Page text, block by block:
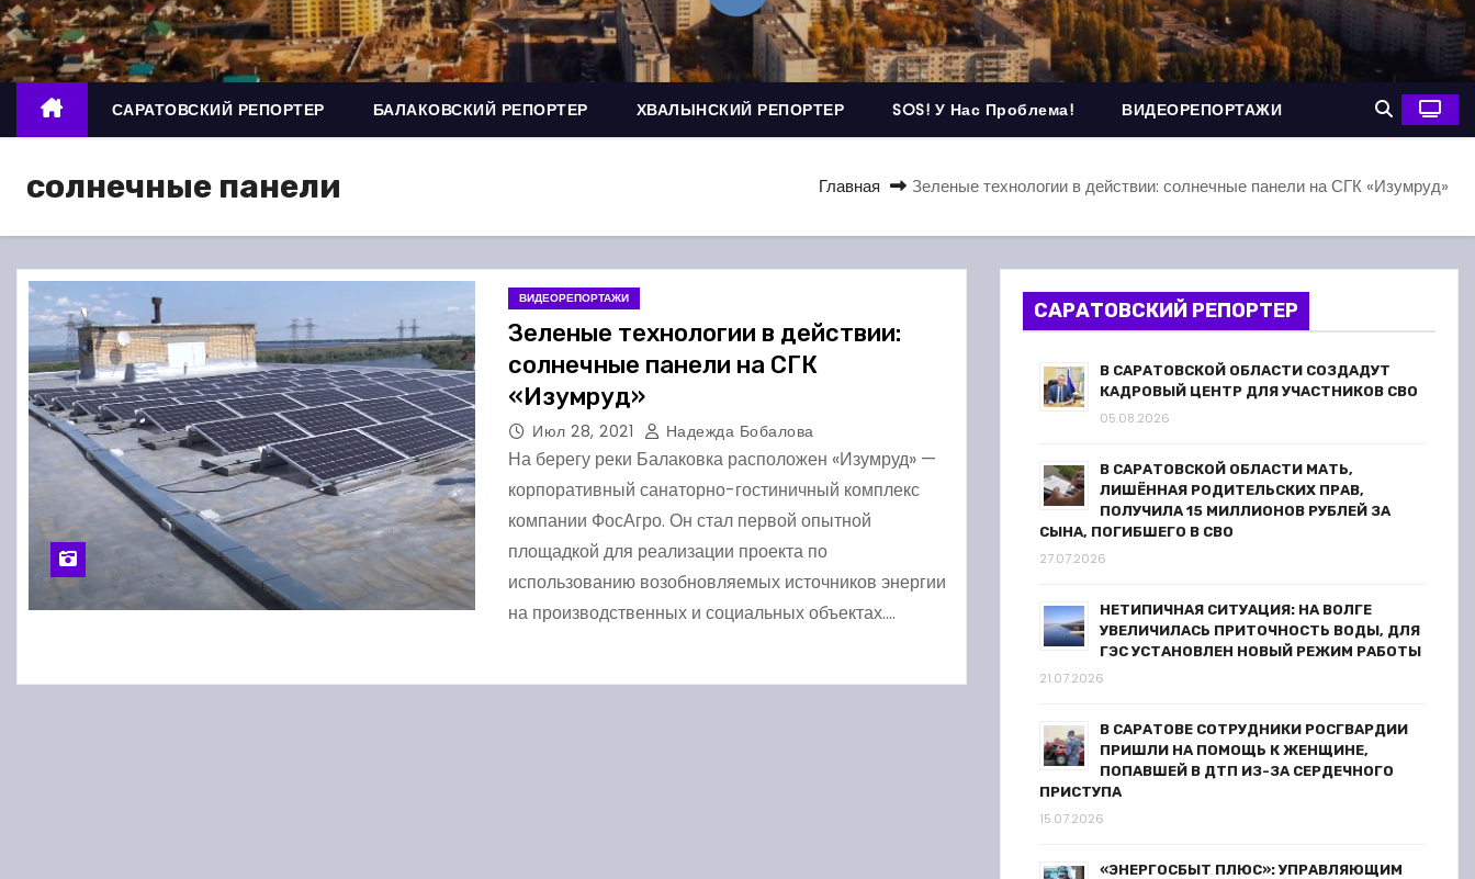
о
м
у
САРАТОВСКИЙ РЕПОРТЕР БАЛАКОВСКИЙ РЕПОРТЕР ХВАЛЫНСКИЙ РЕПОРТЕР SOS! У Нас Проблема! ВИДЕОРЕПОРТАЖИ
солнечные панели Главная Зеленые технологии в действии: солнечные панели на СГК «Изумруд»
ВИДЕОРЕПОРТАЖИ
Зеленые технологии в действии:
солнечные панели на СГК
«Изумруд»
Июл 28, 2021 Надежда Бобалова
На берегу реки Балаковка расположен «Изумруд» —
корпоративный санаторно-гостиничный комплекс
компании ФосАгро. Он стал первой опытной
площадкой для реализации проекта по
использованию возобновляемых источников энергии
на производственных и социальных объектах.…
САРАТОВСКИЙ РЕПОРТЕР
В САРАТОВСКОЙ ОБЛАСТИ СОЗДАДУТ
КАДРОВЫЙ ЦЕНТР ДЛЯ УЧАСТНИКОВ СВО
05.08.2026
В САРАТОВСКОЙ ОБЛАСТИ МАТЬ,
ЛИШЁННАЯ РОДИТЕЛЬСКИХ ПРАВ,
ПОЛУЧИЛА 15 МИЛЛИОНОВ РУБЛЕЙ ЗА
СЫНА, ПОГИБШЕГО В СВО
27.07.2026
НЕТИПИЧНАЯ СИТУАЦИЯ: НА ВОЛГЕ
УВЕЛИЧИЛАСЬ ПРИТОЧНОСТЬ ВОДЫ, ДЛЯ
ГЭС УСТАНОВЛЕН НОВЫЙ РЕЖИМ РАБОТЫ
21.07.2026
В САРАТОВЕ СОТРУДНИКИ РОСГВАРДИИ
ПРИШЛИ НА ПОМОЩЬ К ЖЕНЩИНЕ,
ПОПАВШЕЙ В ДТП ИЗ-ЗА СЕРДЕЧНОГО
ПРИСТУПА
15.07.2026
«ЭНЕРГОСБЫТ ПЛЮС»: УПРАВЛЯЮЩИМ